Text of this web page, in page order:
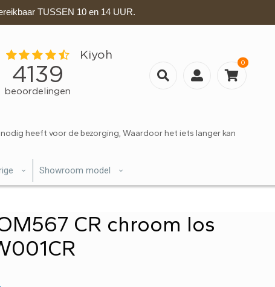
TUSSEN 10 en 14 UUR.
0
heeft voor de bezorging, Waardoor het iets langer kan
Showroom model
CR chroom los